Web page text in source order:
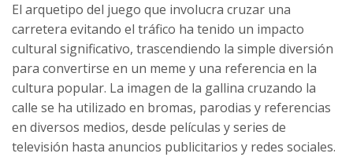
El arquetipo del juego que involucra cruzar una
carretera evitando el tráfico ha tenido un impacto
cultural significativo, trascendiendo la simple diversión
para convertirse en un meme y una referencia en la
cultura popular. La imagen de la gallina cruzando la
calle se ha utilizado en bromas, parodias y referencias
en diversos medios, desde películas y series de
televisión hasta anuncios publicitarios y redes sociales.